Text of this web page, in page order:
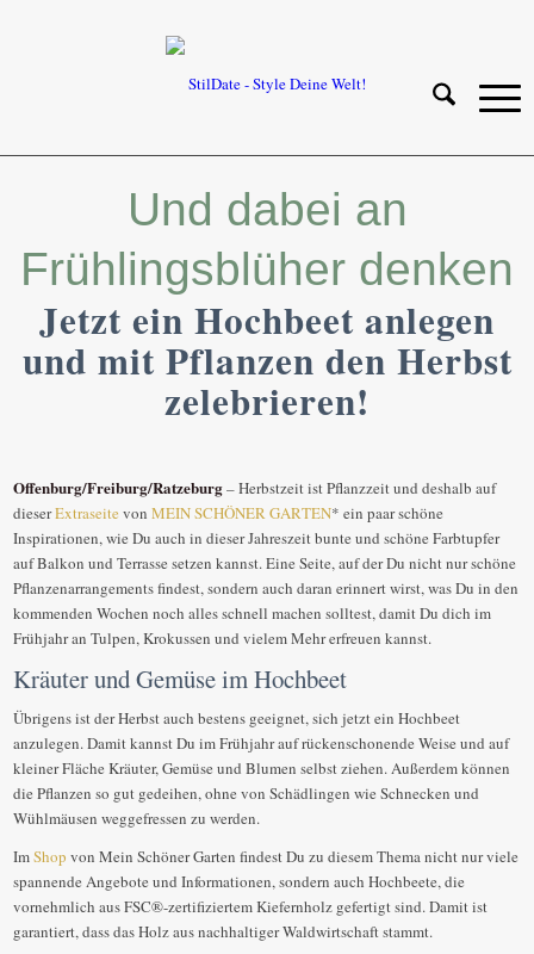
Und dabei an
Frühlingsblüher denken
Jetzt ein Hochbeet anlegen
und mit Pflanzen den Herbst
zelebrieren!
Offenburg/Freiburg/Ratzeburg– Herbstzeit ist Pflanzzeit und deshalb auf
dieserExtraseite vonMEIN SCHÖNER GARTEN* ein paar schöne
Inspirationen, wie Du auch in dieser Jahreszeit bunte und schöne Farbtupfer
auf Balkon und Terrasse setzen kannst. Eine Seite, auf der Du nicht nur schöne
Pflanzenarrangements findest, sondern auch daran erinnert wirst, was Du in den
kommenden Wochen noch alles schnell machen solltest, damit Du dich im
Frühjahr an Tulpen, Krokussen und vielem Mehr erfreuen kannst.
Kräuter und Gemüse im Hochbeet
Übrigens ist der Herbst auch bestens geeignet, sich jetzt ein Hochbeet
anzulegen. Damit kannst Du im Frühjahr auf rückenschonende Weise und auf
kleiner Fläche Kräuter, Gemüse und Blumen selbst ziehen. Außerdem können
die Pflanzen so gut gedeihen, ohne von Schädlingen wie Schnecken und
Wühlmäusen weggefressen zu werden.
ImShop von Mein Schöner Garten findest Du zu diesem Thema nicht nur viele
spannende Angebote und Informationen, sondern auch Hochbeete, die
vornehmlich aus FSC®-zertifiziertem Kiefernholz gefertigt sind. Damit ist
garantiert, dass das Holz aus nachhaltiger Waldwirtschaft stammt.